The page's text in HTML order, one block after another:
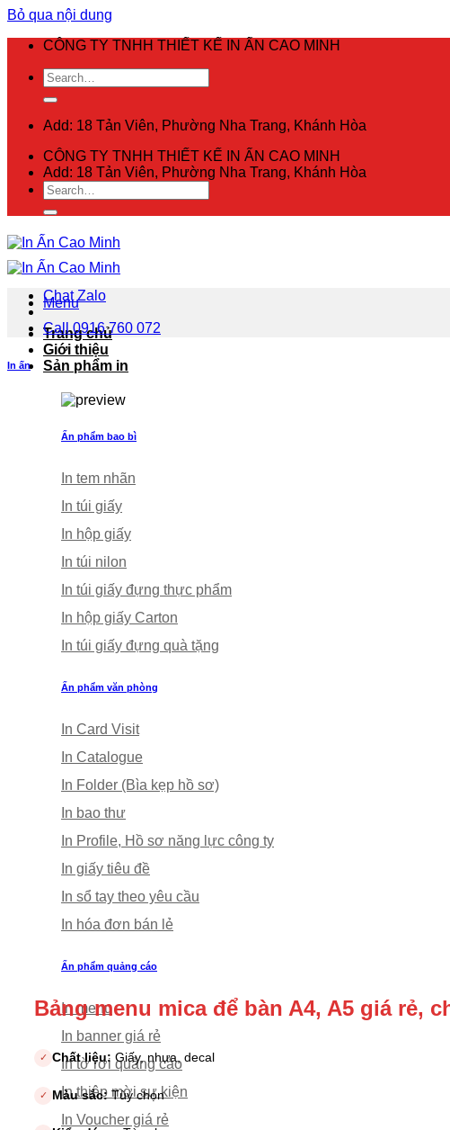
Bỏ qua nội dung
CÔNG TY TNHH THIẾT KẾ IN ẤN CAO MINH
Add: 18 Tản Viên, Phường Nha Trang, Khánh Hòa
CÔNG TY TNHH THIẾT KẾ IN ẤN CAO MINH
Add: 18 Tản Viên, Phường Nha Trang, Khánh Hòa
Menu
Trang chủ
Giới thiệu
Sản phẩm in
Ấn phẩm bao bì
In tem nhãn
In túi giấy
In hộp giấy
In túi nilon
In túi giấy đựng thực phẩm
In hộp giấy Carton
In túi giấy đựng quà tặng
Ấn phẩm văn phòng
In Card Visit
In Catalogue
In Folder (Bìa kẹp hồ sơ)
In bao thư
In Profile, Hồ sơ năng lực công ty
In giấy tiêu đề
In sổ tay theo yêu cầu
In hóa đơn bán lẻ
Ấn phẩm quảng cáo
In menu
In banner giá rẻ
In tờ rơi quảng cáo
In thiệp mời sự kiện
In Voucher giá rẻ
Chat Zalo
Call 0916 760 072
In ấn
Bảng menu mica để bàn A4, A5 giá rẻ,
✓ Chất liệu: Giấy, nhựa, decal
✓ Màu sắc:Tùy chọn